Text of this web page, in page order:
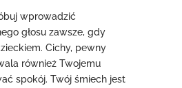
wprowadzić
głosu zawsze, gdy
Cichy, pewny
również Twojemu
spokój. Twój śmiech jest